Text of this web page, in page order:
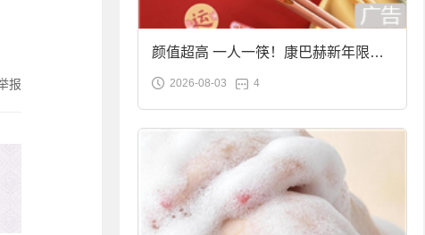
报
颜值超高 一人一筷！康巴赫新年限定
合金筷子大促：19.9元
2026-08-03 4